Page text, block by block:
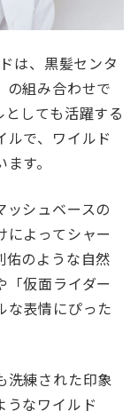
は、黒髪センタ
の組み合わせで
しても活躍する
ルで、ワイルド
す。
ッシュベースの
によってシャー
佑のような自然
「仮面ライダー
な表情にぴった
洗練された印象
うなワイルド